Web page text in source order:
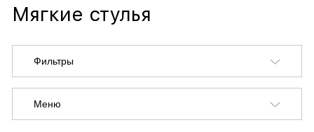
Мягкие стулья
Фильтры
Меню